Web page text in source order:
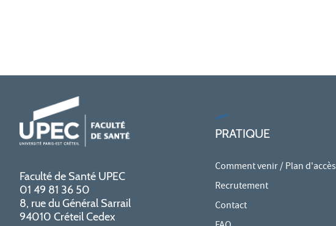
Faculté de Santé UPEC
01 49 81 36 50
8, rue du Général Sarrail
94010 Créteil Cedex
PRATIQUE
Comment venir / Plan d'accès
Recrutement
Contact